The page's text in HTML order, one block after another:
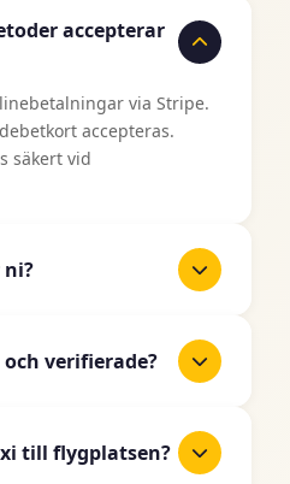
ovan, ange din
destination, välj datum
önskade fordonstyp.
innan du bekräftar din
accepterar
via Stripe.
accepteras.
säkert vid
Malmö, Uppsala,
till fler områden.
verifierade?
har genomgått
och verifiering.
till flygplatsen?